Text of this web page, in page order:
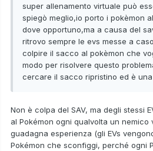
super allenamento virtuale può
spiegò meglio,io porto i pokèmon
dove opportuno,ma a causa del
ritrovo sempre le evs messe a
colpire il sacco al pokèmon che
modo per risolvere questo
cercare il sacco ripristino ed è
Non è colpa del SAV, ma degli stessi
al Pokémon ogni qualvolta un
guadagna esperienza (gli EVs
Pokémon che sconfiggi, perché ogni